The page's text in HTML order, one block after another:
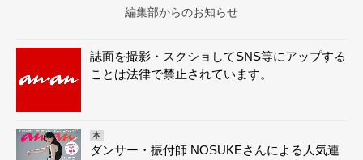
編集部からのお知らせ
誌面を撮影・スクショしてSNS等にアップする
ことは法律で禁止されています。
本
ダンサー・振付師 NOSUKEさんによる人気連